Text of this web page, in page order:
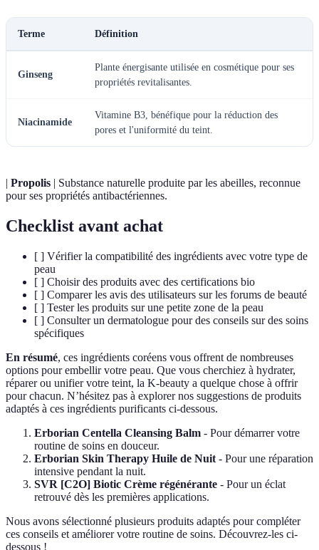
Terme Définition
Ginseng
Plante énergisante utilisée en cosmétique pour ses
propriétés revitalisantes.
Niacinamide
Vitamine B3, bénéfique pour la réduction des
pores et l'uniformité du teint.
| Propolis | Substance naturelle produite par les abeilles, reconnue
pour ses propriétés antibactériennes.
Checklist avant achat
[ ] Vérifier la compatibilité des ingrédients avec votre type de
peau
[ ] Choisir des produits avec des certifications bio
[ ] Comparer les avis des utilisateurs sur les forums de beauté
[ ] Tester les produits sur une petite zone de la peau
[ ] Consulter un dermatologue pour des conseils sur des soins
spécifiques
En résumé, ces ingrédients coréens vous offrent de nombreuses
options pour embellir votre peau. Que vous cherchiez à hydrater,
réparer ou unifier votre teint, la K-beauty a quelque chose à offrir
pour chacun. N’hésitez pas à explorer nos suggestions de produits
adaptés à ces ingrédients purificants ci-dessous.
Erborian Centella Cleansing Balm - Pour démarrer votre
routine de soins en douceur.
Erborian Skin Therapy Huile de Nuit - Pour une réparation
intensive pendant la nuit.
SVR [C2O] Biotic Crème régénérante - Pour un éclat
retrouvé dès les premières applications.
Nous avons sélectionné plusieurs produits adaptés pour compléter
ces conseils et améliorer votre routine de soins. Découvrez-les ci-
dessous !